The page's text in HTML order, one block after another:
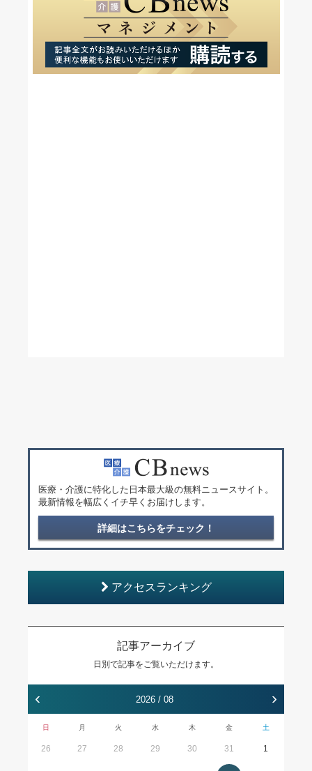
医療・介護に特化した日本最大級の無料ニュースサイト。
最新情報を幅広くイチ早くお届けします。
詳細はこちらをチェック！
アクセスランキング
記事アーカイブ
日別で記事をご覧いただけます。
‹ 2026 / 08 ›
日 月 火 水 木 金 土
26 27 28 29 30 31 1